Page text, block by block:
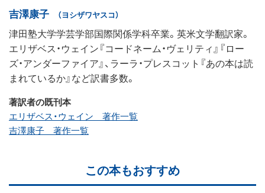
吉澤康子 （ヨシザワヤスコ）
津田塾大学学芸学部国際関係学科卒業。英米文学翻訳家。
エリザベス・ウェイン『コードネーム・ヴェリティ』『ロー
ズ・アンダーファイア』、ラーラ・プレスコット『あの本は読
まれているか』など訳書多数。
著訳者の既刊本
エリザベス・ウェイン 著作一覧
吉澤康子 著作一覧
この本もおすすめ